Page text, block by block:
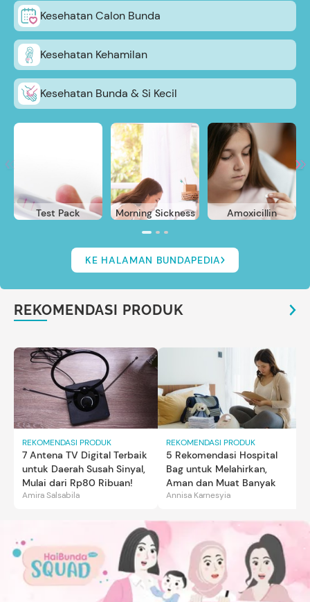
Kesehatan Calon Bunda
Kesehatan Kehamilan
Kesehatan Bunda & Si Kecil
Test Pack Morning Sickness Amoxicillin
KE HALAMAN BUNDAPEDIA
REKOMENDASI PRODUK
REKOMENDASI PRODUK
7 Antena TV Digital Terbaik
untuk Daerah Susah Sinyal,
Mulai dari Rp80 Ribuan!
Amira Salsabila
REKOMENDASI PRODUK
5 Rekomendasi Hospital
Bag untuk Melahirkan,
Aman dan Muat Banyak
Annisa Karnesyia